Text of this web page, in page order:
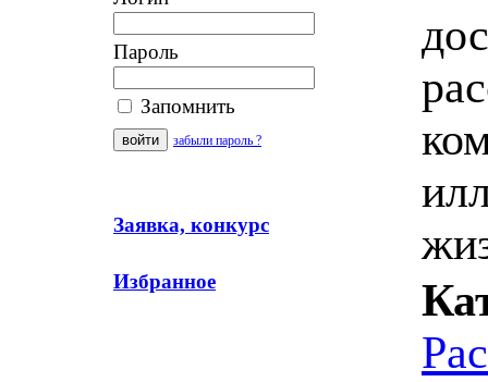
Пароль
Запомнить
забыли пароль ?
Заявка, конкурс
Избранное